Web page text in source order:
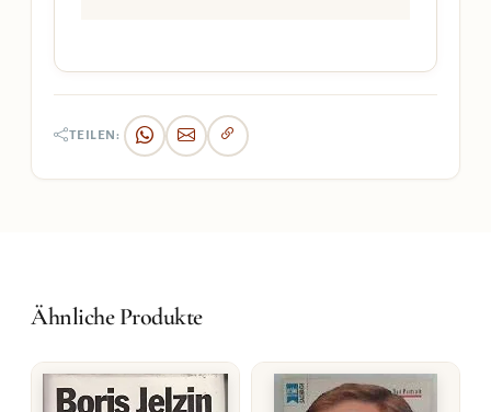
TEILEN:
Ähnliche Produkte